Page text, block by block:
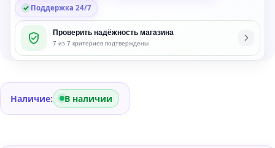
Поддержка 24/7
Проверить надёжность магазина
7 из 7 критериев подтверждены
Наличие: В наличии